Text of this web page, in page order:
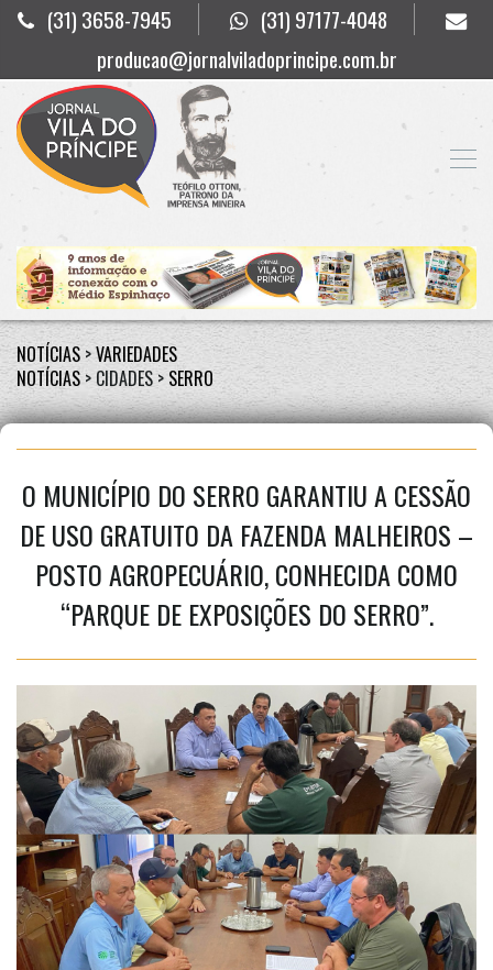
(31) 3658-7945
(31) 97177-4048
producao@jornalviladoprincipe.com.br
NOTÍCIAS >VARIEDADES
NOTÍCIAS > CIDADES > SERRO
O MUNICÍPIO DO SERRO GARANTIU A CESSÃO
DE USO GRATUITO DA FAZENDA MALHEIROS –
POSTO AGROPECUÁRIO, CONHECIDA COMO
“PARQUE DE EXPOSIÇÕES DO SERRO”.